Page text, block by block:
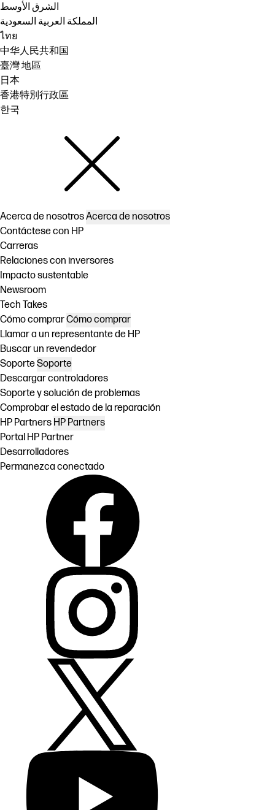
الشرق الأوسط
المملكة العربية السعودية
ไทย
中华人民共和国
臺灣 地區
日本
香港特別行政區
한국
Acerca de nosotrosAcerca de nosotros
Contáctese con HP
Carreras
Relaciones con inversores
Impacto sustentable
Newsroom
Tech Takes
Cómo comprarCómo comprar
Llamar a un representante de HP
Buscar un revendedor
SoporteSoporte
Descargar controladores
Soporte y solución de problemas
Comprobar el estado de la reparación
HP Partners HP Partners
Portal HP Partner
Desarrolladores
Permanezca conectado